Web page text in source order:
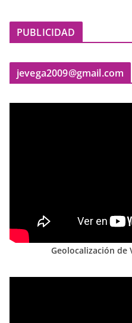
PUBLICIDAD
jevega2009@gmail.com
Geolocalización de